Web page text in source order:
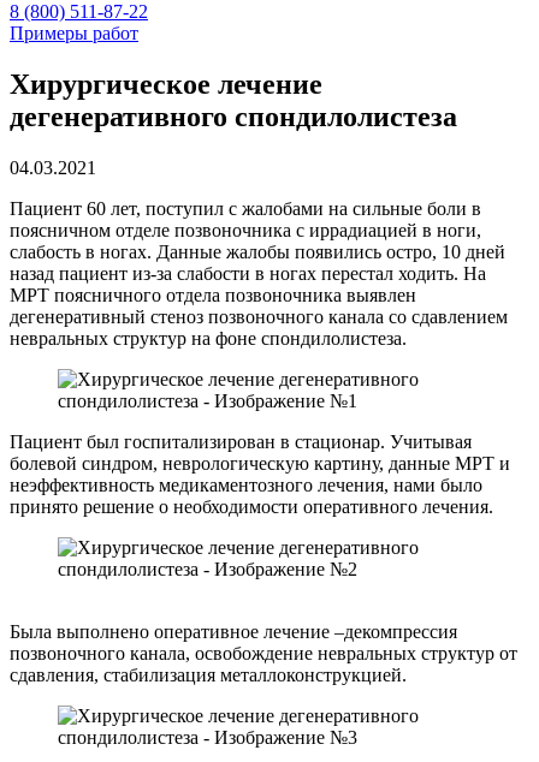
8 (800) 511-87-22
Примеры работ
Хирургическое лечение
дегенеративного спондилолистеза
04.03.2021
Пациент 60 лет, поступил с жалобами на сильные боли в
поясничном отделе позвоночника с иррадиацией в ноги,
слабость в ногах. Данные жалобы появились остро, 10 дней
назад пациент из-за слабости в ногах перестал ходить. На
МРТ поясничного отдела позвоночника выявлен
дегенеративный стеноз позвоночного канала со сдавлением
невральных структур на фоне спондилолистеза.
Пациент был госпитализирован в стационар. Учитывая
болевой синдром, неврологическую картину, данные МРТ и
неэффективность медикаментозного лечения, нами было
принято решение о необходимости оперативного лечения.
Была выполнено оперативное лечение –декомпрессия
позвоночного канала, освобождение невральных структур от
сдавления, стабилизация металлоконструкцией.